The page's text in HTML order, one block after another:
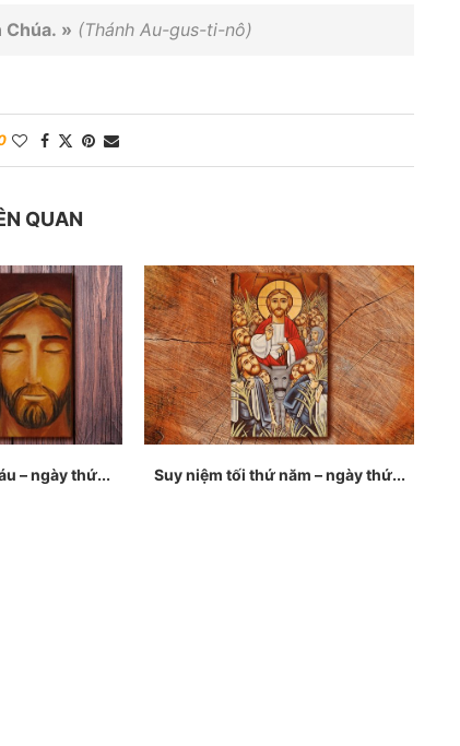
Chúa. » (Thánh Au-gus-ti-nô)
QUAN
– ngày thứ... Suy niệm tối thứ năm – ngày thứ...